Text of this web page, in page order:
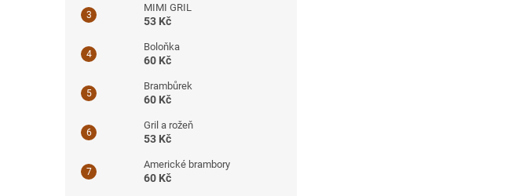
MIMI GRIL
53 Kč
Boloňka
60 Kč
Brambůrek
60 Kč
Gril a rožeň
53 Kč
Americké brambory
60 Kč